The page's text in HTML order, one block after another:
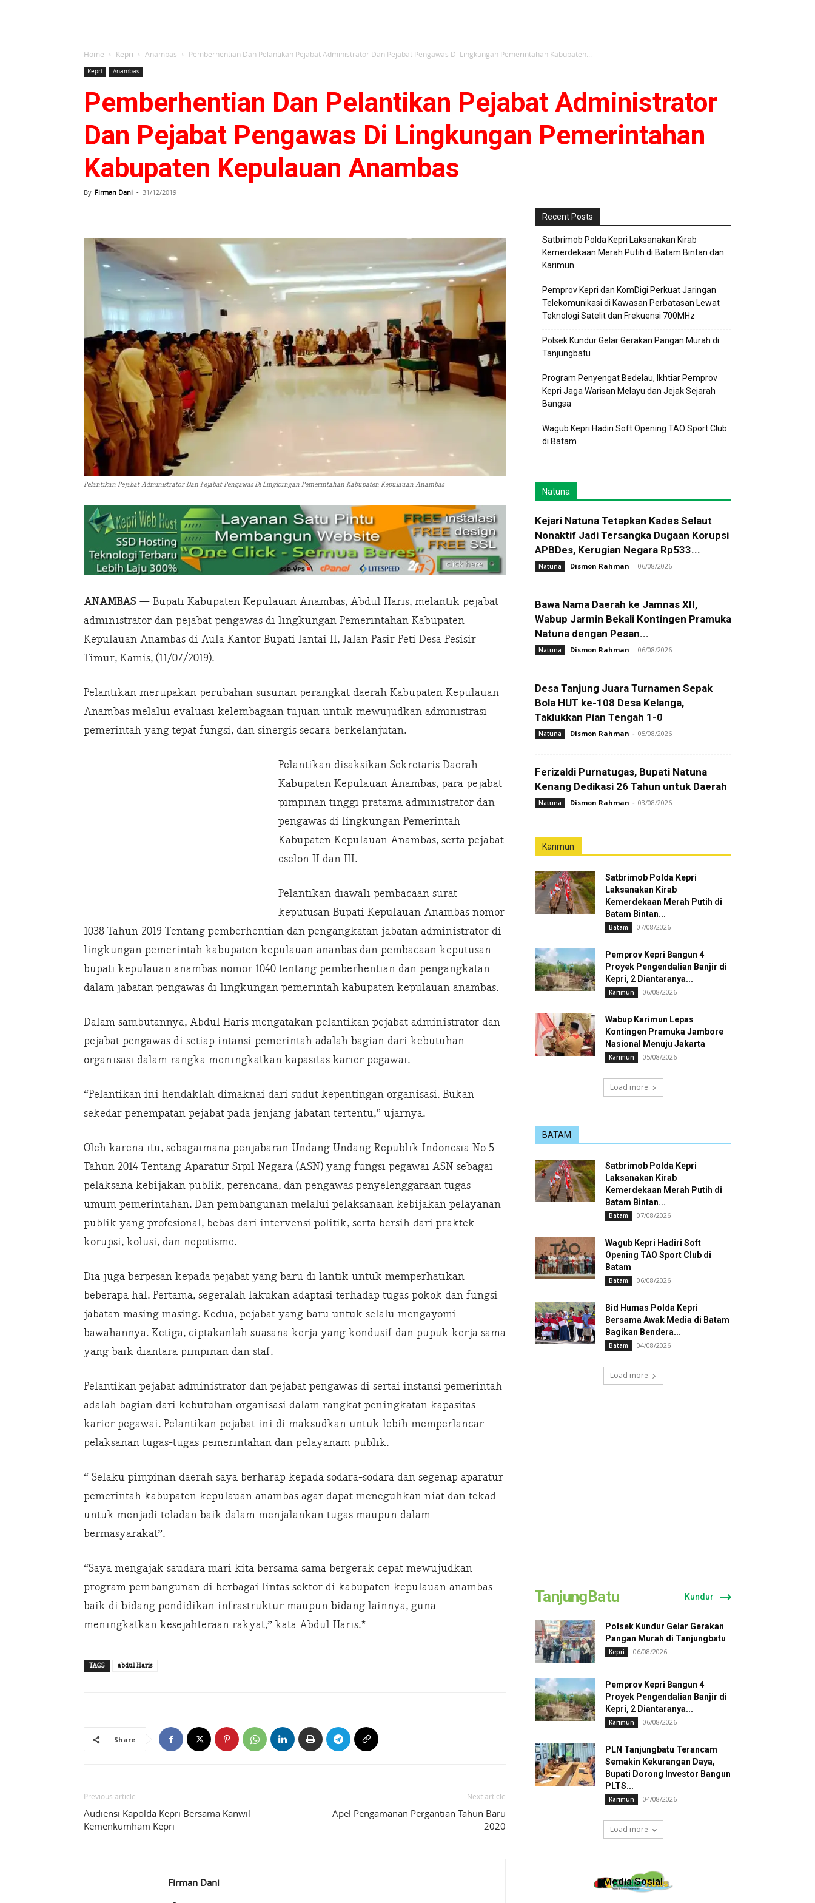
Home Kepri Anambas Pemberhentian Dan Pelantikan Pejabat Administrator Dan Pejabat Pengawas Di Lingkungan Pemerintahan Kabupaten...
Kepri Anambas
Pemberhentian Dan Pelantikan Pejabat Administrator
Dan Pejabat Pengawas Di Lingkungan Pemerintahan
Kabupaten Kepulauan Anambas
By Firman Dani - 31/12/2019
Pelantikan Pejabat Administrator Dan Pejabat Pengawas Di Lingkungan Pemerintahan Kabupaten Kepulauan Anambas
ANAMBAS — Bupati Kabupaten Kepulauan Anambas, Abdul Haris, melantik pejabat
administrator dan pejabat pengawas di lingkungan Pemerintahan Kabupaten
Kepulauan Anambas di Aula Kantor Bupati lantai II, Jalan Pasir Peti Desa Pesisir
Timur, Kamis, (11/07/2019).
Pelantikan merupakan perubahan susunan perangkat daerah Kabupaten Kepulauan
Anambas melalui evaluasi kelembagaan tujuan untuk mewujudkan administrasi
pemerintah yang tepat fungsi, dan sinergis secara berkelanjutan.
Pelantikan disaksikan Sekretaris Daerah
Kabupaten Kepulauan Anambas, para pejabat
pimpinan tinggi pratama administrator dan
pengawas di lingkungan Pemerintah
Kabupaten Kepulauan Anambas, serta pejabat
eselon II dan III.
Pelantikan diawali pembacaan surat
keputusan Bupati Kepulauan Anambas nomor
1038 Tahun 2019 Tentang pemberhentian dan pengangkatan jabatan administrator di
lingkungan pemerintah kabupaten kepulauan ananbas dan pembacaan keputusan
bupati kepulauan anambas nomor 1040 tentang pemberhentian dan pengangkatan
dalam jabatan pengawas di lingkungan pemerintah kabupaten kepulauan anambas.
Dalam sambutannya, Abdul Haris mengatakan pelantikan pejabat administrator dan
pejabat pengawas di setiap intansi pemerintah adalah bagian dari kebutuhan
organisasi dalam rangka meningkatkan kapasitas karier pegawai.
“Pelantikan ini hendaklah dimaknai dari sudut kepentingan organisasi. Bukan
sekedar penempatan pejabat pada jenjang jabatan tertentu,” ujarnya.
Oleh karena itu, sebagaimana penjabaran Undang Undang Republik Indonesia No 5
Tahun 2014 Tentang Aparatur Sipil Negara (ASN) yang fungsi pegawai ASN sebagai
pelaksana kebijakan publik, perencana, dan pengawas penyelenggaraan tugas
umum pemerintahan. Dan pembangunan melalui pelaksanaan kebijakan pelayanan
publik yang profesional, bebas dari intervensi politik, serta bersih dari praktek
korupsi, kolusi, dan nepotisme.
Dia juga berpesan kepada pejabat yang baru di lantik untuk memperhatikan
beberapa hal. Pertama, segeralah lakukan adaptasi terhadap tugas pokok dan fungsi
jabatan masing masing. Kedua, pejabat yang baru untuk selalu mengayomi
bawahannya. Ketiga, ciptakanlah suasana kerja yang kondusif dan pupuk kerja sama
yang baik diantara pimpinan dan staf.
Pelantikan pejabat administrator dan pejabat pengawas di sertai instansi pemerintah
adalah bagian dari kebutuhan organisasi dalam rangkat peningkatan kapasitas
karier pegawai. Pelantikan pejabat ini di maksudkan untuk lebih memperlancar
pelaksanan tugas-tugas pemerintahan dan pelayanam publik.
“ Selaku pimpinan daerah saya berharap kepada sodara-sodara dan segenap aparatur
pemerintah kabupaten kepulauan anambas agar dapat meneguhkan niat dan tekad
untuk menjadi teladan baik dalam menjalankan tugas maupun dalam
bermasyarakat”.
“Saya mengajak saudara mari kita bersama sama bergerak cepat mewujudkan
program pembangunan di berbagai lintas sektor di kabupaten kepulauan anambas
baik di bidang pendidikan infrastruktur maupun bidang lainnya, guna
meningkatkan kesejahteraan rakyat,” kata Abdul Haris.*
TAGS abdul Haris
Share
Previous article
Audiensi Kapolda Kepri Bersama Kanwil
Kemenkumham Kepri
Next article
Apel Pengamanan Pergantian Tahun Baru
2020
Firman Dani
Recent Posts
Satbrimob Polda Kepri Laksanakan Kirab
Kemerdekaan Merah Putih di Batam Bintan dan
Karimun
Pemprov Kepri dan KomDigi Perkuat Jaringan
Telekomunikasi di Kawasan Perbatasan Lewat
Teknologi Satelit dan Frekuensi 700MHz
Polsek Kundur Gelar Gerakan Pangan Murah di
Tanjungbatu
Program Penyengat Bedelau, Ikhtiar Pemprov
Kepri Jaga Warisan Melayu dan Jejak Sejarah
Bangsa
Wagub Kepri Hadiri Soft Opening TAO Sport Club
di Batam
Natuna
Kejari Natuna Tetapkan Kades Selaut
Nonaktif Jadi Tersangka Dugaan Korupsi
APBDes, Kerugian Negara Rp533...
Natuna Dismon Rahman - 06/08/2026
Bawa Nama Daerah ke Jamnas XII,
Wabup Jarmin Bekali Kontingen Pramuka
Natuna dengan Pesan...
Natuna Dismon Rahman - 06/08/2026
Desa Tanjung Juara Turnamen Sepak
Bola HUT ke-108 Desa Kelanga,
Taklukkan Pian Tengah 1-0
Natuna Dismon Rahman - 05/08/2026
Ferizaldi Purnatugas, Bupati Natuna
Kenang Dedikasi 26 Tahun untuk Daerah
Natuna Dismon Rahman - 03/08/2026
Karimun
Satbrimob Polda Kepri
Laksanakan Kirab
Kemerdekaan Merah Putih di
Batam Bintan...
Batam 07/08/2026
Pemprov Kepri Bangun 4
Proyek Pengendalian Banjir di
Kepri, 2 Diantaranya...
Karimun 06/08/2026
Wabup Karimun Lepas
Kontingen Pramuka Jambore
Nasional Menuju Jakarta
Karimun 05/08/2026
Load more
BATAM
Satbrimob Polda Kepri
Laksanakan Kirab
Kemerdekaan Merah Putih di
Batam Bintan...
Batam 07/08/2026
Wagub Kepri Hadiri Soft
Opening TAO Sport Club di
Batam
Batam 06/08/2026
Bid Humas Polda Kepri
Bersama Awak Media di Batam
Bagikan Bendera...
Batam 04/08/2026
Load more
TanjungBatu Kundur
Polsek Kundur Gelar Gerakan
Pangan Murah di Tanjungbatu
Kepri 06/08/2026
Pemprov Kepri Bangun 4
Proyek Pengendalian Banjir di
Kepri, 2 Diantaranya...
Karimun 06/08/2026
PLN Tanjungbatu Terancam
Semakin Kekurangan Daya,
Bupati Dorong Investor Bangun
PLTS...
Karimun 04/08/2026
Load more
Media Sosial